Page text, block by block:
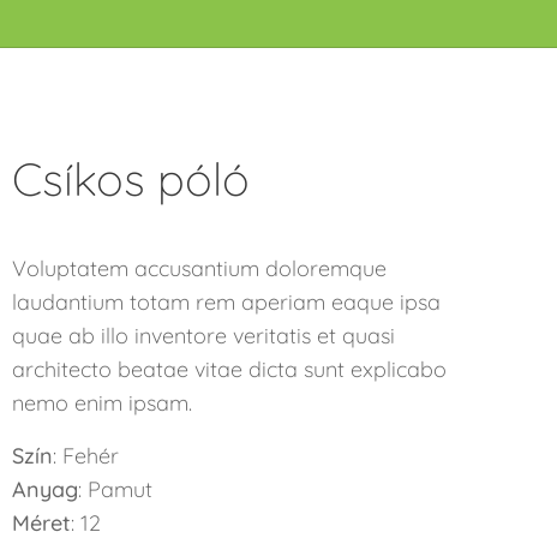
Csíkos póló
Voluptatem accusantium doloremque
laudantium totam rem aperiam eaque ipsa
quae ab illo inventore veritatis et quasi
architecto beatae vitae dicta sunt explicabo
nemo enim ipsam.
Szín: Fehér
Anyag: Pamut
Méret: 12